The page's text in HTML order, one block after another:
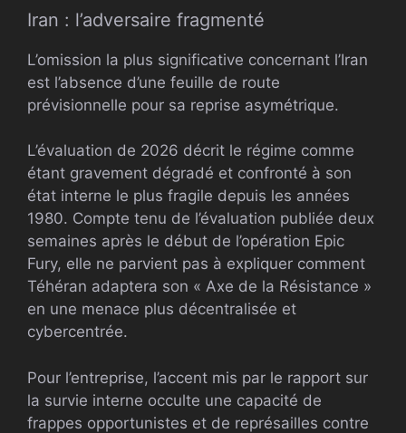
Iran : l’adversaire fragmenté
L’omission la plus significative concernant l’Iran
est l’absence d’une feuille de route
prévisionnelle pour sa reprise asymétrique.
L’évaluation de 2026 décrit le régime comme
étant gravement dégradé et confronté à son
état interne le plus fragile depuis les années
1980. Compte tenu de l’évaluation publiée deux
semaines après le début de l’opération Epic
Fury, elle ne parvient pas à expliquer comment
Téhéran adaptera son « Axe de la Résistance »
en une menace plus décentralisée et
cybercentrée.
Pour l’entreprise, l’accent mis par le rapport sur
la survie interne occulte une capacité de
frappes opportunistes et de représailles contre